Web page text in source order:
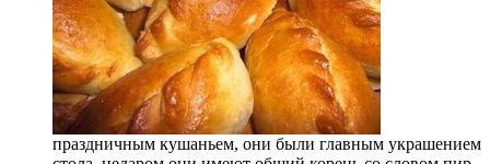
праздничным кушаньем, они были главным украшением